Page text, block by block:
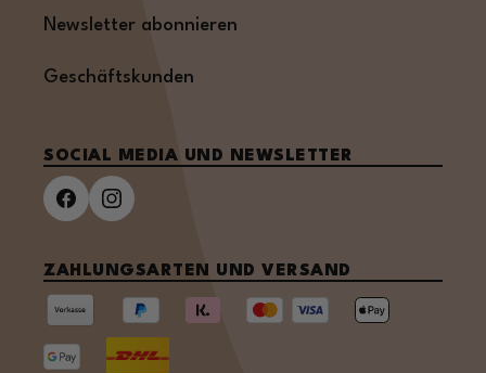
Newsletter abonnieren
Geschäftskunden
SOCIAL MEDIA UND NEWSLETTER
ZAHLUNGSARTEN UND VERSAND